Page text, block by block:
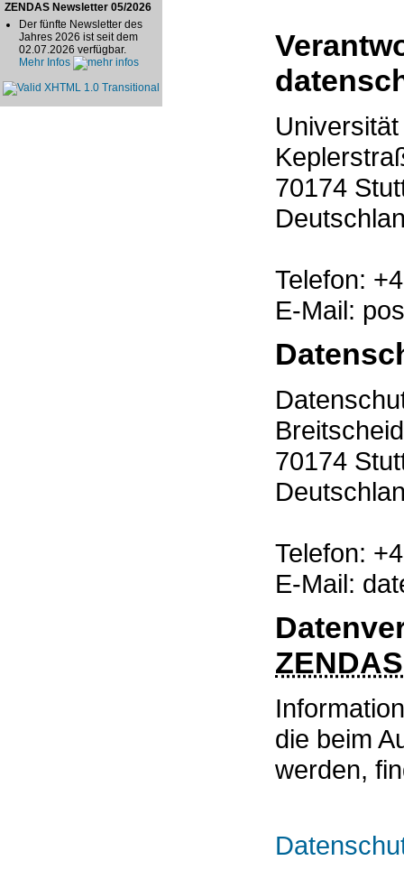
ZENDAS Newsletter 05/2026
Der fünfte Newsletter des
Jahres 2026 ist seit dem
02.07.2026 verfügbar.
Mehr Infos
70174
Telefon:
E-Mail:
70174
Telefon:
E-Mail:
ZENDAS
die beim
werden,